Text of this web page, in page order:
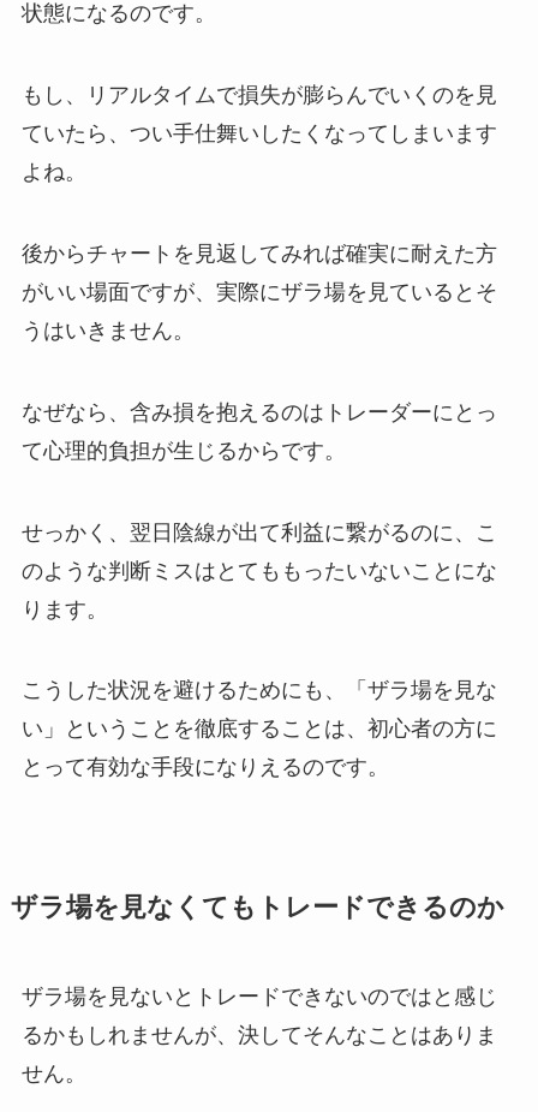
状態になるのです。
もし、リアルタイムで損失が膨らんでいくのを見
ていたら、つい手仕舞いしたくなってしまいます
よね。
後からチャートを見返してみれば確実に耐えた方
がいい場面ですが、実際にザラ場を見ているとそ
うはいきません。
なぜなら、含み損を抱えるのはトレーダーにとっ
て心理的負担が生じるからです。
せっかく、翌日陰線が出て利益に繋がるのに、こ
のような判断ミスはとてももったいないことにな
ります。
こうした状況を避けるためにも、「ザラ場を見な
い」ということを徹底することは、初心者の方に
とって有効な手段になりえるのです。
ザラ場を見なくてもトレードできるのか
ザラ場を見ないとトレードできないのではと感じ
るかもしれませんが、決してそんなことはありま
せん。